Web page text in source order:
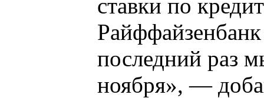
ставки по
последний раз
ноября», —